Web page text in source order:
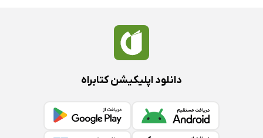
دانلود اپلیکیشن کتابراه